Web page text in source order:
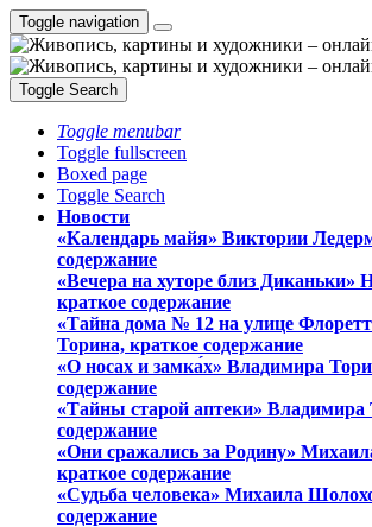
Toggle navigation
Toggle Search
Toggle menubar
Toggle fullscreen
Boxed page
Toggle Search
Новости
«Календарь майя» Виктории
содержание
«Вечера на хуторе близ Диканьки»
краткое содержание
«Тайна дома № 12 на улице
Торина, краткое содержание
«О носах и замка́х» Владимира
содержание
«Тайны старой аптеки» Владимира
содержание
«Они сражались за Родину»
краткое содержание
«Судьба человека» Михаила
содержание